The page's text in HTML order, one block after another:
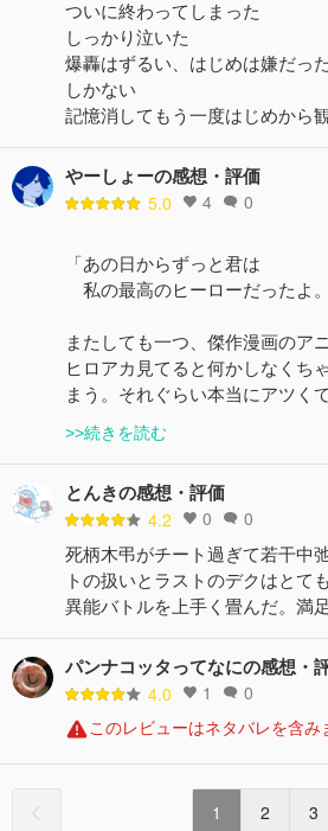
ついに終わってしまった
しっかり泣いた
爆轟はずるい、はじめは嫌だっ
しかない
記憶消してもう一度はじめから
やーしょーの感想・評価
5.0 4 0
「あの日からずっと君は
私の最高のヒーローだったよ。
またしても一つ、傑作漫画のア
ヒロアカ見てると何かしなくち
まう。それぐらい本当にアツく
>>続きを読む
とんきの感想・評価
4.2 0 0
死柄木弔がチート過ぎて若干中
トの扱いとラストのデクはとて
異能バトルを上手く畳んだ。満足
パンナコッタってなにの感想・
4.0 1 0
このレビューはネタバレを含み
1 2 3